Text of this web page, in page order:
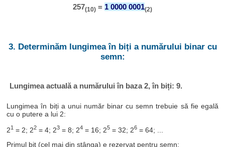
257(10) = 1 0000 0001(2)
3. Determinăm lungimea în biți a numărului binar cu
semn:
Lungimea actuală a numărului în baza 2, în biți: 9.
Lungimea în biți a unui număr binar cu semn trebuie să fie egală
cu o putere a lui 2:
21 = 2; 22 = 4; 23 = 8; 24 = 16; 25 = 32; 26 = 64; ...
Primul bit (cel mai din stânga) e rezervat pentru semn: